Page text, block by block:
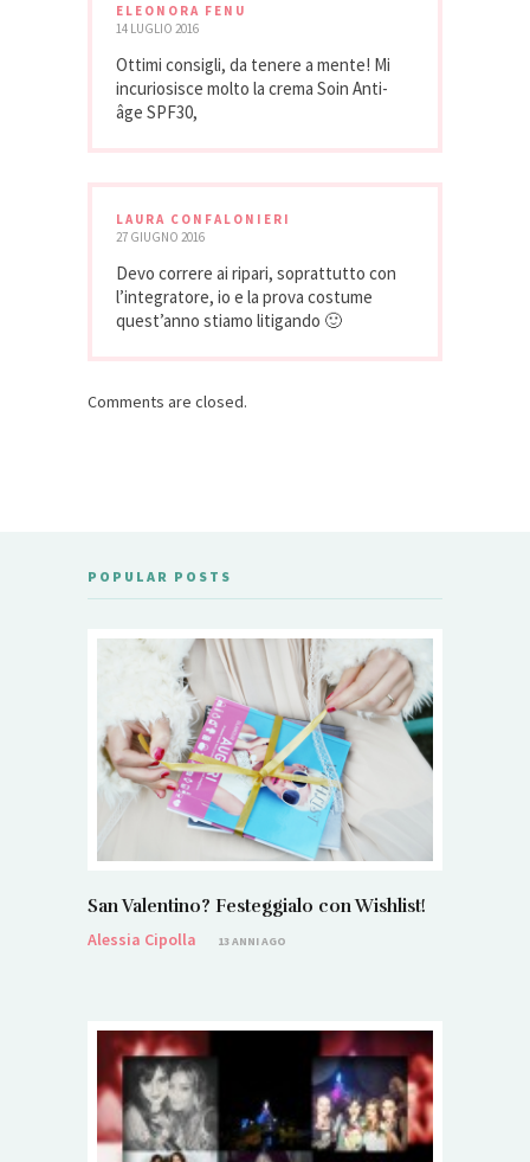
ELEONORA FENU
14 LUGLIO 2016
Ottimi consigli, da tenere a mente! Mi
incuriosisce molto la crema Soin Anti-
âge SPF30,
LAURA CONFALONIERI
27 GIUGNO 2016
Devo correre ai ripari, soprattutto con
l’integratore, io e la prova costume
quest’anno stiamo litigando 🙂
Comments are closed.
POPULAR POSTS
San Valentino? Festeggialo con Wishlist!
Alessia Cipolla
13 ANNI AGO